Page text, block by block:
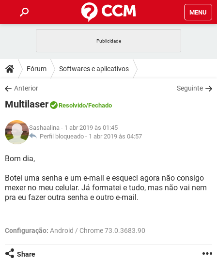
MENU
CELULAR FACEBOOK
OUTLOOK
INSTAGRAM
GUIA DE COMPRAS
DICAS
JOGOS WHATSAPP
INSTAGRAM GMAIL
GUIA DE COMPRAS
DOWNLOADS
JOGOS
CELULAR
OUTLOOK EXCEL
INSTAGRAM
JOGOS WHATSAPP
CELULAR
OUTLOOK
INSTAGRAM GMAIL
GUIA DE COMPRAS
GLOSSÁRIO
JOGOS
OUTLOOK EXCEL
Fórum Softwares e aplicativos
Anterior Seguinte
Multilaser Resolvido/Fechado
Sashaalina - 1 abr 2019 às 01:45
Perfil bloqueado - 1 abr 2019 às 04:57
Bom dia,
Botei uma senha e um e-mail e esqueci agora não consigo
mexer no meu celular. Já formatei e tudo, mas não vai nem
pra eu fazer outra senha e outro e-mail.
Configuração: Android / Chrome 73.0.3683.90
Share